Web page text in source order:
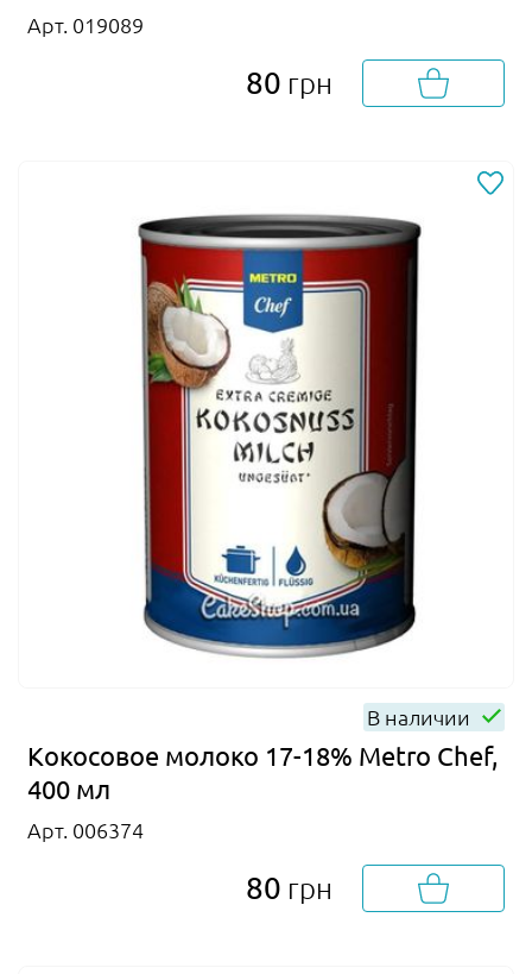
Арт. 019089
80 грн
В наличии
Кокосовое молоко 17-18% Metro Chef,
400 мл
Арт. 006374
80 грн